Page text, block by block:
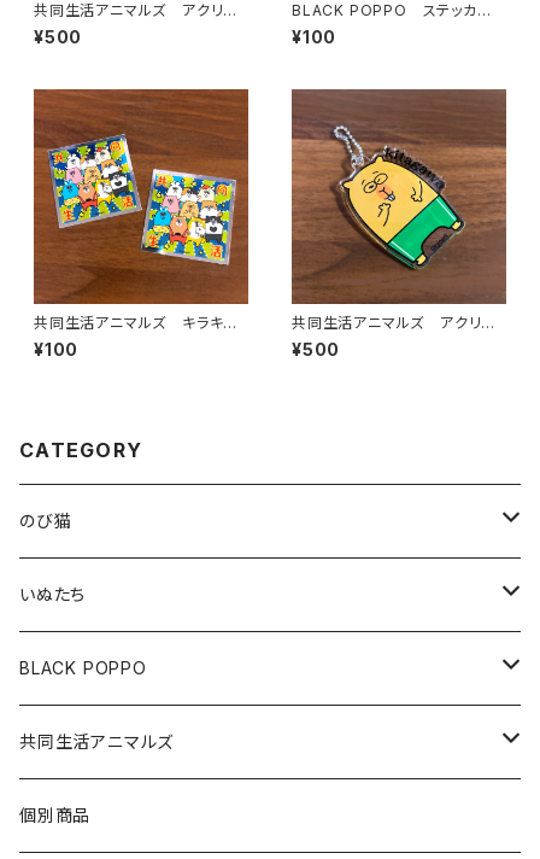
共同生活アニマルズ アクリル
ボールチェーン（新沼）
¥500
BLACK POPPO ステッカー
（あか）
¥100
共同生活アニマルズ キラキラ
ステッカー（全員）
¥100
共同生活アニマルズ アクリル
ボールチェーン（北川）
¥500
CATEGORY
のび猫
布製コースター
ハチワレ
みけねこ
アクリルクリップスタンド
アクリルクリップ
アクリルボールチェーン
いぬたち
布製コースター
アクリルボールチェーン
ポストカード
BLACK POPPO
ポストカード
A5クリアファイル
共同生活アニマルズ
クッションキーホルダー
個別商品